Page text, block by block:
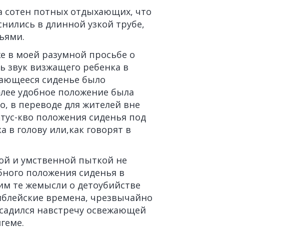
сотен потных отдыхающих, что
в длинной узкой трубе,
в моей разумной просьбе о
визжащего ребенка в
сиденье было
удобное положение была
в переводе для жителей вне
кво положения сиденья под
в голову или,как говорят в
и умственной пыткой не
положения сиденья в
те жемысли о детоубийстве
времена, чрезвычайно
навстречу освежающей